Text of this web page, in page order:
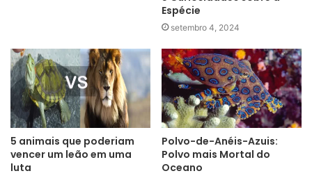
Espécie
setembro 4, 2024
5 animais que poderiam
vencer um leão em uma
luta
Polvo-de-Anéis-Azuis:
Polvo mais Mortal do
Oceano